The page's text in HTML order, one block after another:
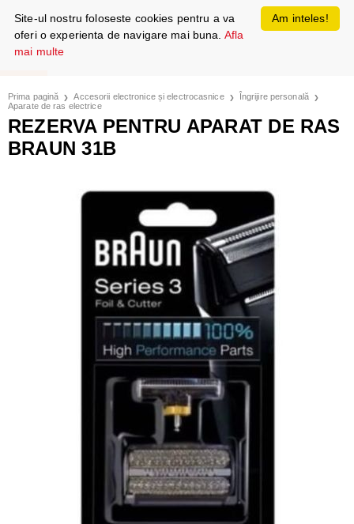
Prima pagină Accesorii electronice și electrocasnice
Îngrijire personală
Aparate de ras electrice
REZERVA PENTRU APARAT DE RAS
BRAUN 31B
Am inteles!
Site-ul nostru foloseste cookies pentru a va
oferi o experienta de navigare mai buna. Afla
mai multe